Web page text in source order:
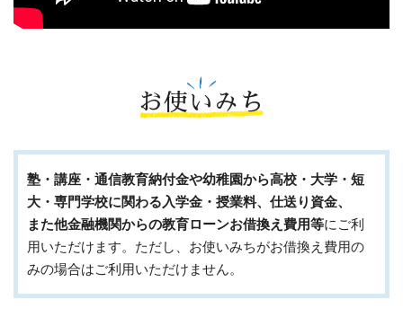
お使いみち
塾・講座・通信教育納付金や幼稚園から高校・大学・短
大・専門学校に関わる入学金・授業料、仕送り資金、
また他金融機関からの教育ローンお借換え費用等にご利
用いただけます。ただし、お使いみちがお借換え費用の
みの場合はご利用いただけません。